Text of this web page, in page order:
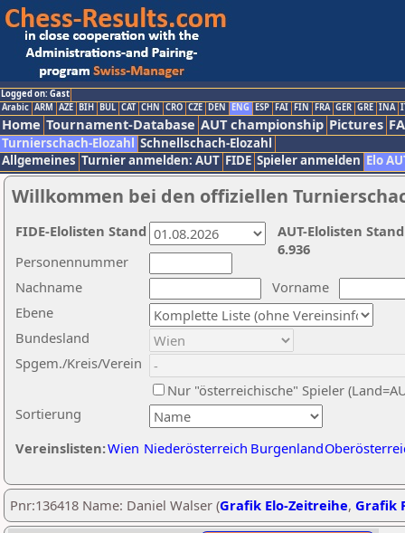
Logged on: Gast
Arabic ARM AZE BIH BUL CAT CHN CRO CZE DEN ENG ESP FAI FIN FRA GER GRE INA
Home Tournament-Database AUT championship Pictures
Turnierschach-Elozahl Schnellschach-Elozahl
Allgemeines Turnier anmelden: AUT FIDE Spieler anmelden Elo
Willkommen bei den offiziellen
Nachname
Vorname
Ebene
Sortierung
Personennummer
Bundesland
Spgem./Kreis/Verein
Nur "österreichische" Spieler
Vereinslisten:Wien Niederösterreich Burgenland
AUT-Elolisten
6.936
FIDE-Elolisten Stand
Pnr:136418 Name: Daniel Walser (Grafik Elo-Zeitreihe, Grafik